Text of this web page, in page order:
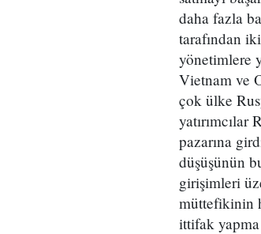
daha fazla
tarafından
yönetimlere
Vietnam ve
çok ülke
yatırımcılar
pazarına
düşüşünün
girişimleri
müttefikinin
ittifak